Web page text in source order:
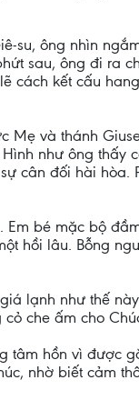
su, ông nhìn
sau, ông đi ra
kết cấu
Mẹ và thánh
như ông thấy
cân đối hài
bé mặc bộ
hồi lâu. Bỗng
lạnh như thế
che ấm cho
tâm hồn vì được
nhờ biết cảm